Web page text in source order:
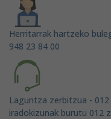
Herritarrak hartzeko
948 23 84 00
Laguntza zerbitzua -
iradokizunak burutu 012